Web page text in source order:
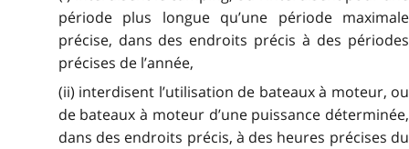
période plus longue qu’une période maximale
précise, dans des endroits précis à des périodes
précises de l’année,
(ii) interdisent l’utilisation de bateaux à moteur, ou
de bateaux à moteur d’une puissance déterminée,
dans des endroits précis, à des heures précises du